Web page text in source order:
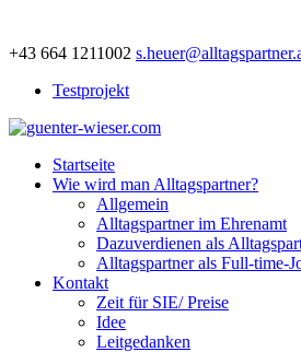
+43 664 1211002
Testprojekt
Startseite
Wie wird man Alltagspartner?
Allgemein
Alltagspartner im Ehrenamt
Dazuverdienen als
Alltagspartner als Full-time-
Kontakt
Zeit für SIE/ Preise
Idee
Leitgedanken